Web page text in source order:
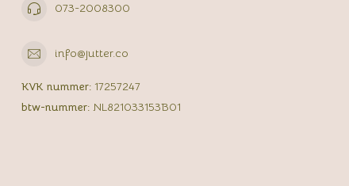
073-2008300
info@jutter.co
KVK nummer: 17257247
btw-nummer: NL821033153B01